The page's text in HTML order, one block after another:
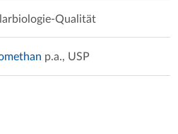
Qualität
p.a., USP